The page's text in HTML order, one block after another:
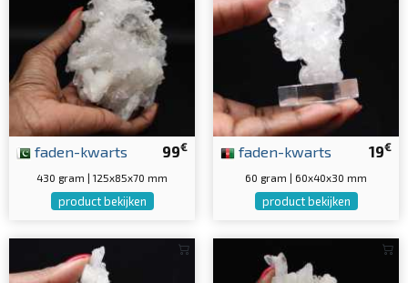
99€
faden-kwarts
430 gram | 125x85x70 mm
product bekijken
19€
faden-kwarts
60 gram | 60x40x30 mm
product bekijken